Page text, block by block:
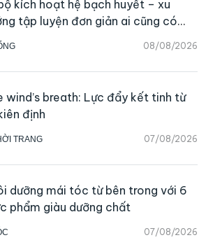
08/08/2026
kích hoạt hệ bạch huyết – xu
tập luyện đơn giản ai cũng có
bắt đầu
TRANG 07/08/2026
wind’s breath: Lực đẩy kết tinh từ
định
07/08/2026
dưỡng mái tóc từ bên trong với 6
phẩm giàu dưỡng chất